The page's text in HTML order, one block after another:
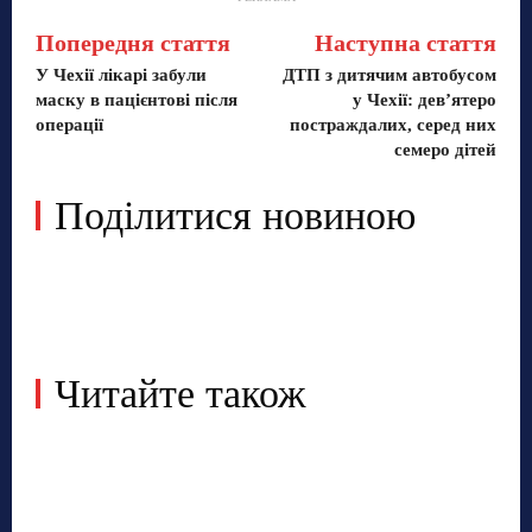
Попередня стаття
У Чехії лікарі забули
маску в пацієнтові після
операції
Наступна стаття
ДТП з дитячим автобусом
у Чехії: дев’ятеро
постраждалих, серед них
семеро дітей
Поділитися новиною
Читайте також